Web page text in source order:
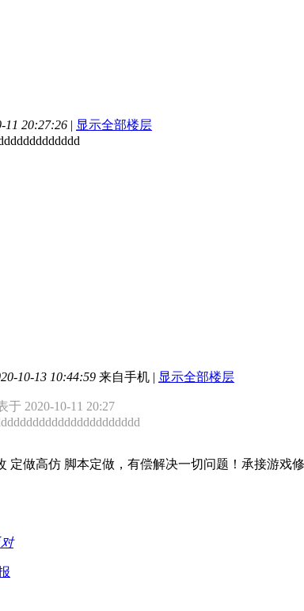
11 20:27:26 | 显示全部楼层
10-13 10:44:59 来自手机 | 显示全部楼层
于 2020-10-11 20:27
定做高仿 脚本定做，有偿解决一切问题！承接游戏